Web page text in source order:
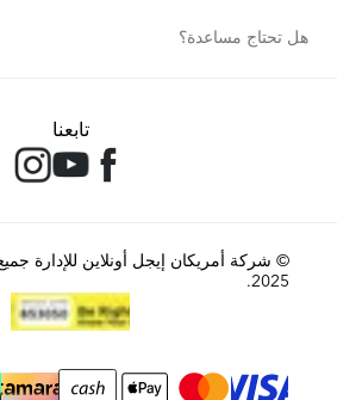
هل تحتاج مساعدة؟
تابعنا
© شركة أمريكان إيجل أونلاين للإدارة
2025.